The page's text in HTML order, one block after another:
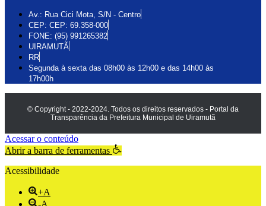
Av.: Rua Cici Mota, S/N - Centro
CEP: CEP: 69.358-000
FONE: (95) 991265382
UIRAMUTÃ
RR
Segunda à sexta das 08h00 às 12h00 e das 14h00 às
17h00h
© Copyright - 2022-2024. Todos os direitos reservados - Portal da
Transparência da Prefeitura Municipal de Uiramutã
Acessar o conteúdo
Abrir a barra de ferramentas
Acessibilidade
+A
-A